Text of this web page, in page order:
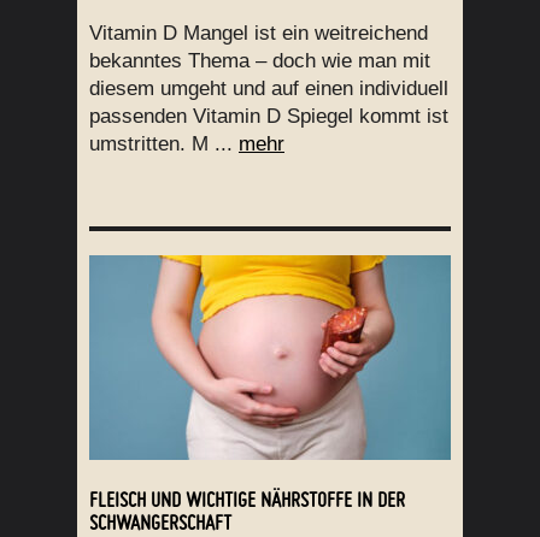
Vitamin D Mangel ist ein weitreichend
bekanntes Thema – doch wie man mit
diesem umgeht und auf einen individuell
passenden Vitamin D Spiegel kommt ist
umstritten. M ... mehr
FLEISCH UND WICHTIGE NÄHRSTOFFE IN DER
SCHWANGERSCHAFT